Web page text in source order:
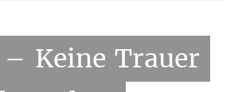
– Keine Trauer